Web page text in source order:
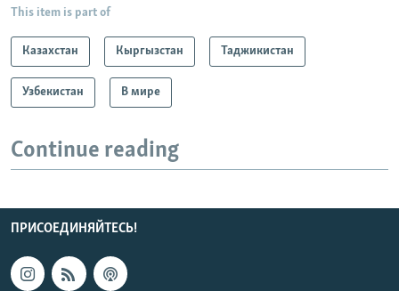
This item is part of
Казахстан Кыргызстан Таджикистан
Узбекистан В мире
Continue reading
ПРИСОЕДИНЯЙТЕСЬ!